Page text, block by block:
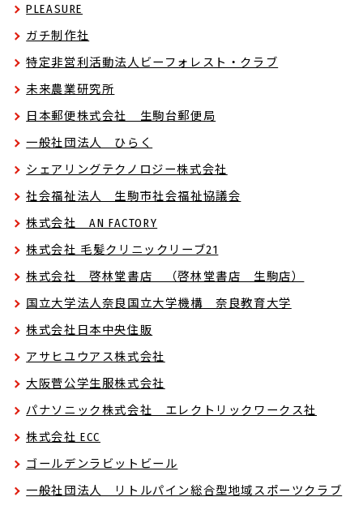
PLEASURE
ガチ制作社
特定非営利活動法人ビーフォレスト・クラブ
未来農業研究所
日本郵便株式会社 生駒台郵便局
一般社団法人 ひらく
シェアリングテクノロジー株式会社
社会福祉法人 生駒市社会福祉協議会
株式会社 AN FACTORY
株式会社 毛髪クリニックリーブ21
株式会社 啓林堂書店 （啓林堂書店 生駒店）
国立大学法人奈良国立大学機構 奈良教育大学
株式会社日本中央住販
アサヒユウアス株式会社
大阪菅公学生服株式会社
パナソニック株式会社 エレクトリックワークス社
株式会社 ECC
ゴールデンラビットビール
一般社団法人 リトルパイン総合型地域スポーツクラブ